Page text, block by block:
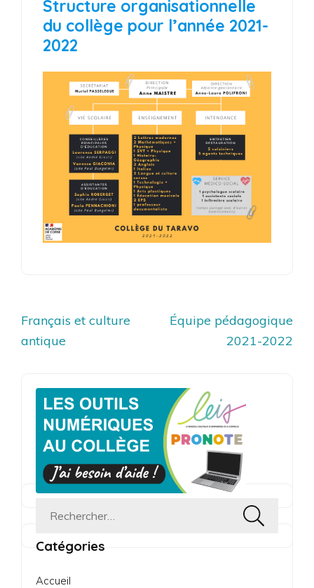
Structure organisationnelle
du collège pour l’année 2021-
2022
Navigation
de
Français et culture
antique
Équipe pédagogique
2021-2022
Rechercher :
Catégories
Accueil